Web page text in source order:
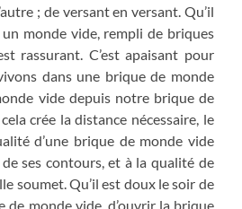
; de versant en versant. Qu’il
monde vide, rempli de briques
rassurant. C’est apaisant pour
dans une brique de monde
vide depuis notre brique de
crée la distance nécessaire, le
d’une brique de monde vide
de ses contours, et à la qualité de
soumet. Qu’il est doux le soir de
de monde vide, d’ouvrir la brique